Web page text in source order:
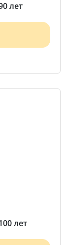
лет
лет